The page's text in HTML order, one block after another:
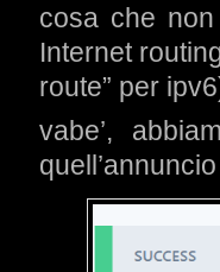
cosa che
Internet
route” per
vabe’,